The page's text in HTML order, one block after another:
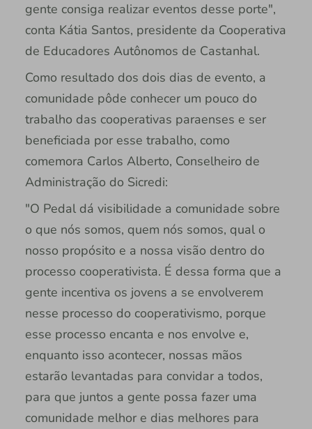
gente consiga realizar eventos desse porte",
conta Kátia Santos, presidente da Cooperativa
de Educadores Autônomos de Castanhal.
Como resultado dos dois dias de evento, a
comunidade pôde conhecer um pouco do
trabalho das cooperativas paraenses e ser
beneficiada por esse trabalho, como
comemora Carlos Alberto, Conselheiro de
Administração do Sicredi:
"O Pedal dá visibilidade a comunidade sobre
o que nós somos, quem nós somos, qual o
nosso propósito e a nossa visão dentro do
processo cooperativista. É dessa forma que a
gente incentiva os jovens a se envolverem
nesse processo do cooperativismo, porque
esse processo encanta e nos envolve e,
enquanto isso acontecer, nossas mãos
estarão levantadas para convidar a todos,
para que juntos a gente possa fazer uma
comunidade melhor e dias melhores para